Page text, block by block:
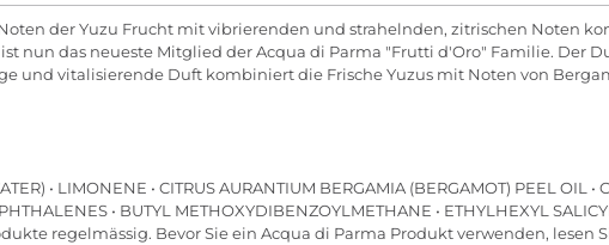
der Yuzu Frucht mit vibrierenden und strahelnden, zitrischen Noten
nun das neueste Mitglied der Acqua di Parma "Frutti d'Oro" Familie. Der
und vitalisierende Duft kombiniert die Frische Yuzus mit Noten von
• LIMONENE • CITRUS AURANTIUM BERGAMIA (BERGAMOT) PEEL OIL •
• BUTYL METHOXYDIBENZOYLMETHANE • ETHYLHEXYL
regelmässig. Bevor Sie ein Acqua di Parma Produkt verwenden, lesen